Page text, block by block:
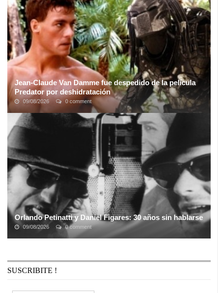
"Maratón Montevideo"; ...
Jean-Claude Van Damme fue despedido de la película
Predator por deshidratación
09/08/2026 0 comment
El actor de Depredador, Bill Duke, respalda las afirmaciones de
que Jean-Claude Van Damme fue despedido de la película debido
a la frecuente ...
Orlando Petinatti y Daniel Figares: 30 años sin hablarse
09/08/2026 0 comment
Hablando de roturas, peleas y rencores el siguiente diferendo es el
SUSCRIBITE !